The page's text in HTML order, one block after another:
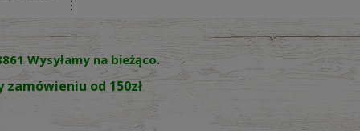
Wysyłamy na bieżąco.
od 150zł